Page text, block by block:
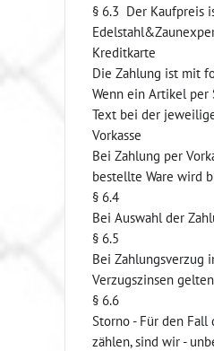
§ 6.3 Der Kaufpreis
Kreditkarte
Die Zahlung ist mit
Wenn ein Artikel
Text bei der
Vorkasse
Bei Zahlung per
bestellte Ware wird
§ 6.4
Bei Auswahl der
§ 6.5
Bei Zahlungsverzug
Verzugszinsen
§ 6.6
Storno - Für den
zählen, sind wir -